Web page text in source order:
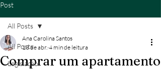
Post
All Posts
Legislação
All Posts
Comprar um apartamento
Ana Carolina Santos
13 de abr. 4 min de leitura